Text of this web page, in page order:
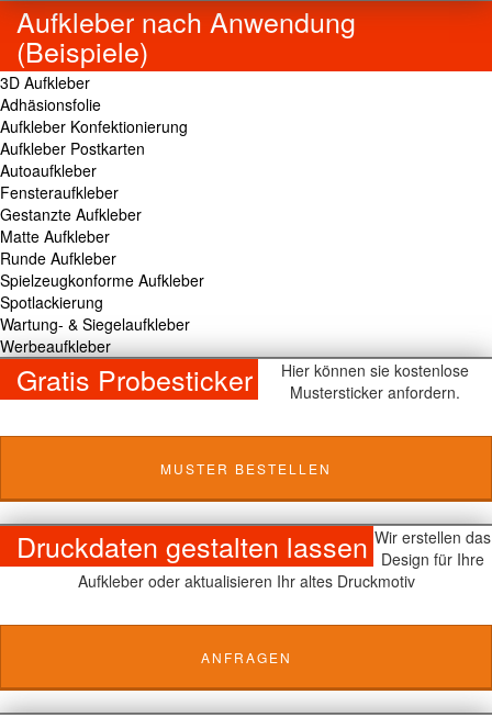
Aufkleber nach Anwendung
(Beispiele)
3D Aufkleber
Adhäsionsfolie
Aufkleber Konfektionierung
Aufkleber Postkarten
Autoaufkleber
Fensteraufkleber
Gestanzte Aufkleber
Matte Aufkleber
Runde Aufkleber
Spielzeugkonforme Aufkleber
Spotlackierung
Wartung- & Siegelaufkleber
Werbeaufkleber
Gratis Probesticker
Hier können sie kostenlose
Mustersticker anfordern.
MUSTER BESTELLEN
Druckdaten gestalten lassen Wir erstellen das
Design für Ihre
Aufkleber oder aktualisieren Ihr altes Druckmotiv
ANFRAGEN